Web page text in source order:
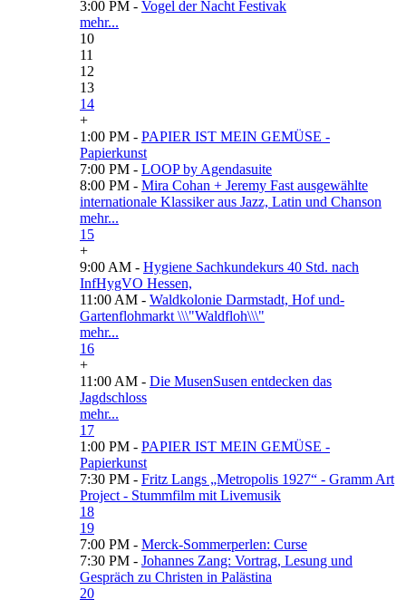
3:00 PM - Vogel der Nacht Festivak
mehr...
10
11
12
13
14
+
1:00 PM - PAPIER IST MEIN GEMÜSE -
Papierkunst
7:00 PM - LOOP by Agendasuite
8:00 PM - Mira Cohan + Jeremy Fast ausgewählte
internationale Klassiker aus Jazz, Latin und Chanson
mehr...
15
+
9:00 AM - Hygiene Sachkundekurs 40 Std. nach
InfHygVO Hessen,
11:00 AM - Waldkolonie Darmstadt, Hof und-
Gartenflohmarkt \\\"Waldfloh\\\"
mehr...
16
+
11:00 AM - Die MusenSusen entdecken das
Jagdschloss
mehr...
17
1:00 PM - PAPIER IST MEIN GEMÜSE -
Papierkunst
7:30 PM - Fritz Langs „Metropolis 1927“ - Gramm Art
Project - Stummfilm mit Livemusik
18
19
7:00 PM - Merck-Sommerperlen: Curse
7:30 PM - Johannes Zang: Vortrag, Lesung und
Gespräch zu Christen in Palästina
20